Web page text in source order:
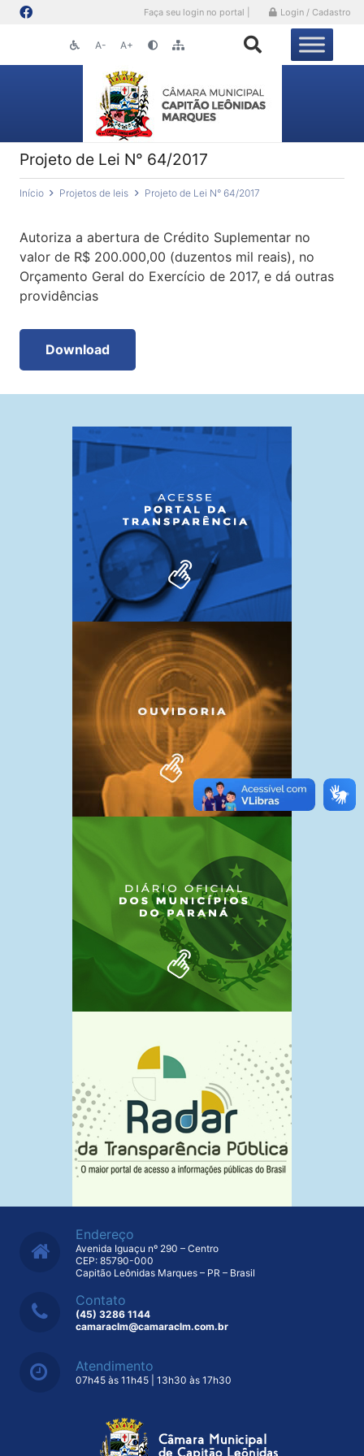
Faça seu login no portal | Login / Cadastro
A- A+
Projeto de Lei N° 64/2017
Início Projetos de leis Projeto de Lei N° 64/2017
Autoriza a abertura de Crédito Suplementar no
valor de R$ 200.000,00 (duzentos mil reais), no
Orçamento Geral do Exercício de 2017, e dá outras
providências
Download
Endereço
Avenida Iguaçu nº 290 – Centro
CEP: 85790-000
Capitão Leônidas Marques – PR – Brasil
Contato
(45) 3286 1144
camaraclm@camaraclm.com.br
Atendimento
07h45 às 11h45 | 13h30 às 17h30